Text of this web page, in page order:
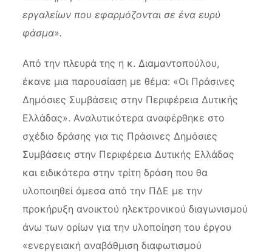
εργαλείων που εφαρμόζονται σε ένα ευρύ
φάσμα».
Από την πλευρά της η κ. Διαμαντοπούλου,
έκανε μια παρουσίαση με θέμα: «Οι Πράσινες
Δημόσιες Συμβάσεις στην Περιφέρεια Δυτικής
Ελλάδας». Αναλυτικότερα αναφέρθηκε στο
σχέδιο δράσης για τις Πράσινες Δημόσιες
Συμβάσεις στην Περιφέρεια Δυτικής Ελλάδας
και ειδικότερα στην τρίτη δράση που θα
υλοποιηθεί άμεσα από την ΠΔΕ με την
προκήρυξη ανοικτού ηλεκτρονικού διαγωνισμού
άνω των ορίων για την υλοποίηση του έργου
«ενεργειακή αναβάθμιση διαφωτισμού